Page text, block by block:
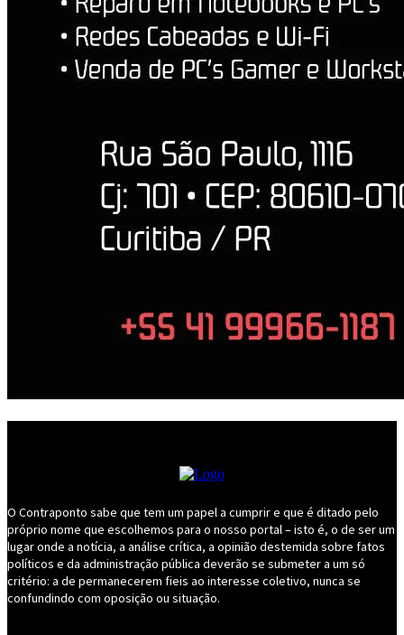
O Contraponto sabe que tem um papel a cumprir e que é ditado pelo
próprio nome que escolhemos para o nosso portal – isto é, o de ser um
lugar onde a notícia, a análise crítica, a opinião destemida sobre fatos
políticos e da administração pública deverão se submeter a um só
critério: a de permanecerem fieis ao interesse coletivo, nunca se
confundindo com oposição ou situação.